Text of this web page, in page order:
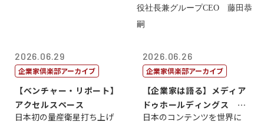
2026.06.29
企業家倶楽部アーカイブ
【ベンチャー・リポート】
アクセルスペース
日本初の量産衛星打ち上げ
2026.06.26
企業家倶楽部アーカイブ
【企業家は語る】メディア
ドゥホールディングス 代
表取締役社長...
日本のコンテンツを世界に